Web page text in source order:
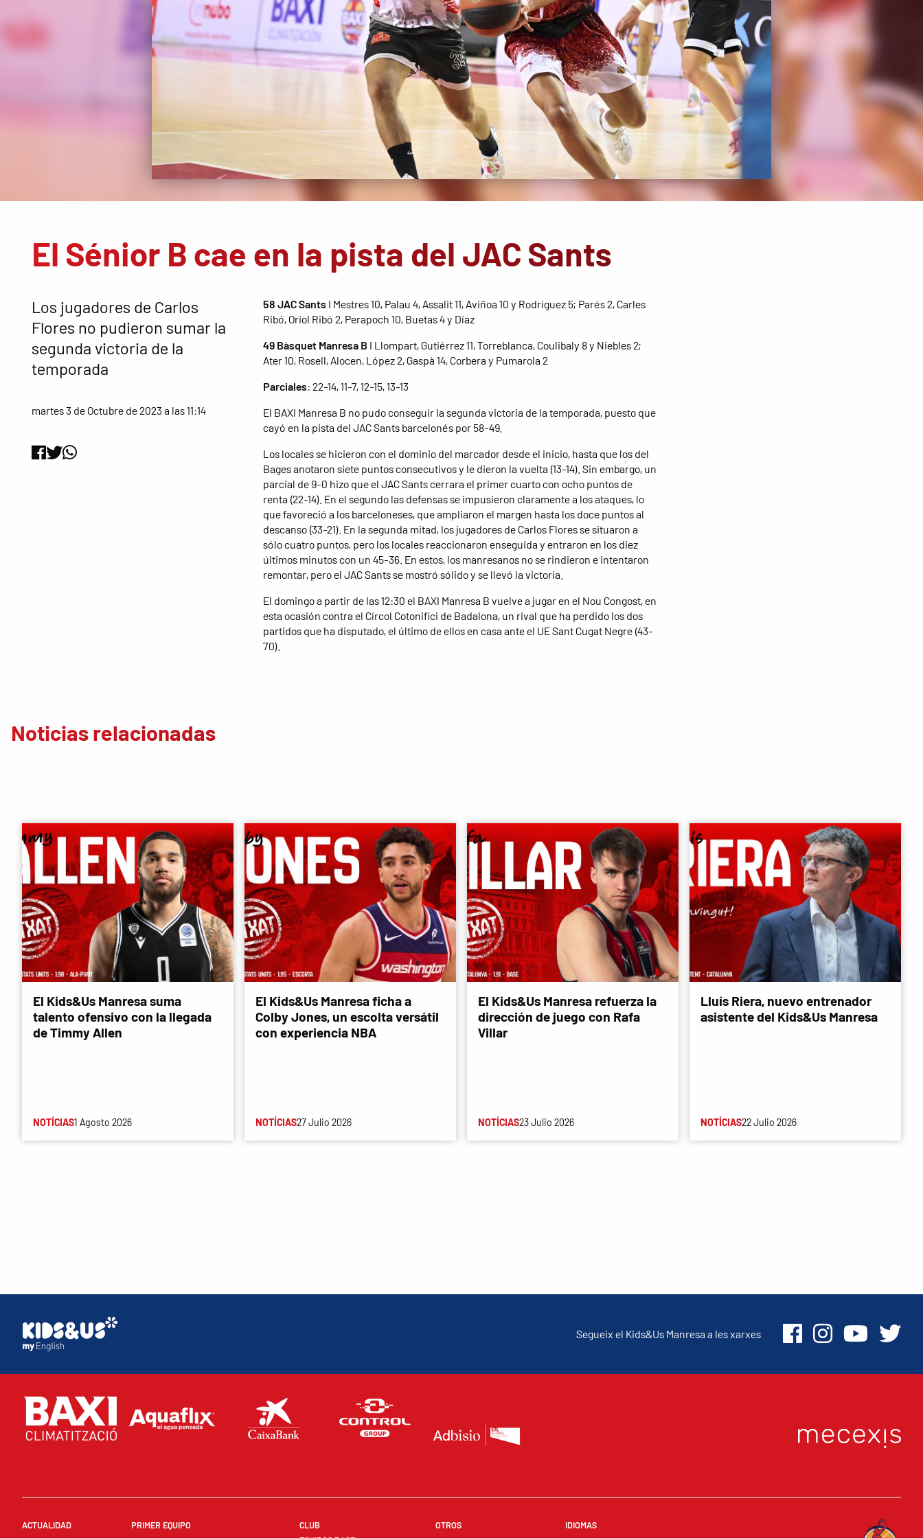
El Sénior B cae en la pista del JAC Sants
Los jugadores de Carlos
Flores no pudieron sumar la
segunda victoria de la
temporada
martes 3 de Octubre de 2023 a las 11:14
58 JAC Sants I Mestres 10, Palau 4, Assalit 11, Aviñoa 10 y Rodríguez 5; Parés 2, Carles
Ribó, Oriol Ribó 2, Perapoch 10, Buetas 4 y Díaz
49 Bàsquet Manresa B I Llompart, Gutiérrez 11, Torreblanca, Coulibaly 8 y Niebles 2;
Ater 10, Rosell, Alocen, López 2, Gaspà 14, Corbera y Pumarola 2
Parciales: 22-14, 11-7, 12-15, 13-13
El BAXI Manresa B no pudo conseguir la segunda victoria de la temporada, puesto que
cayó en la pista del JAC Sants barcelonés por 58-49.
Los locales se hicieron con el dominio del marcador desde el inicio, hasta que los del
Bages anotaron siete puntos consecutivos y le dieron la vuelta (13-14). Sin embargo, un
parcial de 9-0 hizo que el JAC Sants cerrara el primer cuarto con ocho puntos de
renta (22-14). En el segundo las defensas se impusieron claramente a los ataques, lo
que favoreció a los barceloneses, que ampliaron el margen hasta los doce puntos al
descanso (33-21). En la segunda mitad, los jugadores de Carlos Flores se situaron a
sólo cuatro puntos, pero los locales reaccionaron enseguida y entraron en los diez
últimos minutos con un 45-36. En estos, los manresanos no se rindieron e intentaron
remontar, pero el JAC Sants se mostró sólido y se llevó la victoria.
El domingo a partir de las 12:30 el BAXI Manresa B vuelve a jugar en el Nou Congost, en
esta ocasión contra el Círcol Cotonifici de Badalona, un rival que ha perdido los dos
partidos que ha disputado, el último de ellos en casa ante el UE Sant Cugat Negre (43-
70).
Noticias relacionadas
El Kids&Us Manresa suma
talento ofensivo con la llegada
de Timmy Allen
NOTÍCIAS1 Agosto 2026
El Kids&Us Manresa ficha a
Colby Jones, un escolta versátil
con experiencia NBA
NOTÍCIAS27 Julio 2026
El Kids&Us Manresa refuerza la
dirección de juego con Rafa
Villar
NOTÍCIAS23 Julio 2026
Lluís Riera, nuevo entrenador
asistente del Kids&Us Manresa
NOTÍCIAS22 Julio 2026
Segueix el Kids&Us Manresa a les xarxes
ACTUALIDAD PRIMER EQUIPO
CLUB
OTROS IDIOMAS